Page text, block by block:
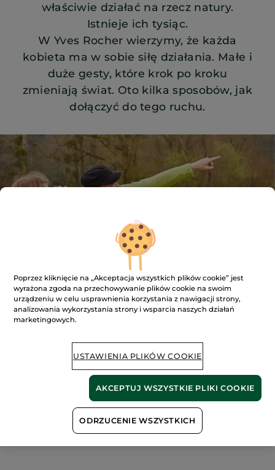
właściwie działać na rzecz natury.
Istnieje ich tysiąc.
W Yves Rocher wierzymy, że każda
kobieta ma w sobie siłę działania. Małe i
duże gesty, które krok po kroku
zmieniają świat. Oto kilka sposobów, jak
dołączyć do tego ruchu.
1. EDUKACJA I ZDOBYWANIE
WIEDZY TO PIERWSZY KROK
Zapisz się do newslettera Fundacji Yves
Rocher iodkrywaj inspirujące kobiety,
które chronią i odbudowują
Poprzez kliknięcie na „Akceptacja wszystkich plików cookie” jest
wyrażona zgoda na przechowywanie plików cookie na swoim
urządzeniu w celu usprawnienia korzystania z nawigacji strony,
analizowania wykorzystania strony i wsparcia naszych działań
marketingowych.
USTAWIENIA PLIKÓW COOKIE
ODRZUCENIE WSZYSTKICH
AKCEPTUJ WSZYSTKIE PLIKI COOKIE